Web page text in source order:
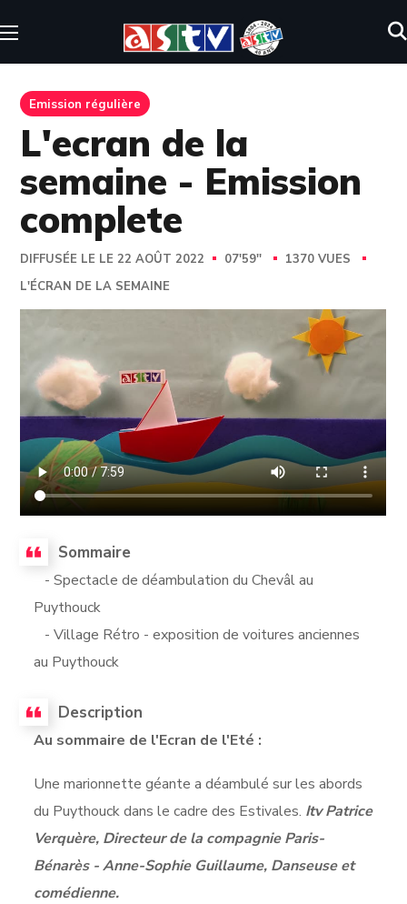
Emission régulière
L'ecran de la
semaine - Emission
complete
DIFFUSÉE LE LE 22 AOÛT 2022 07'59''
1370 VUES
L'ÉCRAN DE LA SEMAINE
Sommaire
- Spectacle de déambulation du Chevâl au
Puythouck
- Village Rétro - exposition de voitures anciennes
au Puythouck
Description
Au sommaire de l'Ecran de l'Eté :
Une marionnette géante a déambulé sur les abords
du Puythouck dans le cadre des Estivales. Itv Patrice
Verquère, Directeur de la compagnie Paris-
Bénarès - Anne-Sophie Guillaume, Danseuse et
comédienne.